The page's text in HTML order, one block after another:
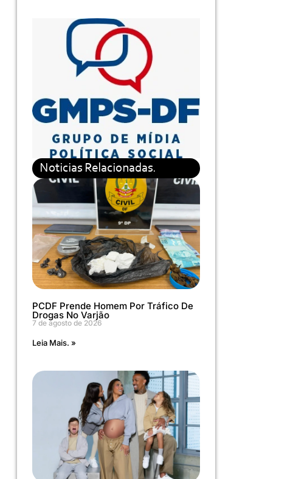
Noticias Relacionadas.
PCDF Prende Homem Por Tráfico De
Drogas No Varjão
7 de agosto de 2026
Leia Mais. »